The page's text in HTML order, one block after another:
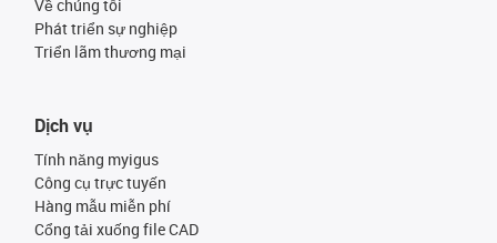
Về chúng tôi
Phát triển sự nghiệp
Triển lãm thương mại
Dịch vụ
Tính năng myigus
Công cụ trực tuyến
Hàng mẫu miễn phí
Cổng tải xuống file CAD